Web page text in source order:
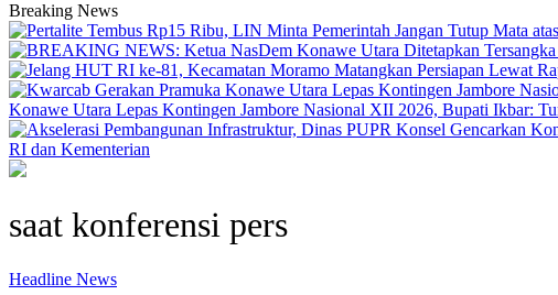
Breaking News
Konawe Utara Lepas Kontingen Jambore Nasional XII 2026, Bupati Ikbar:
RI dan Kementerian
saat konferensi pers
Headline News